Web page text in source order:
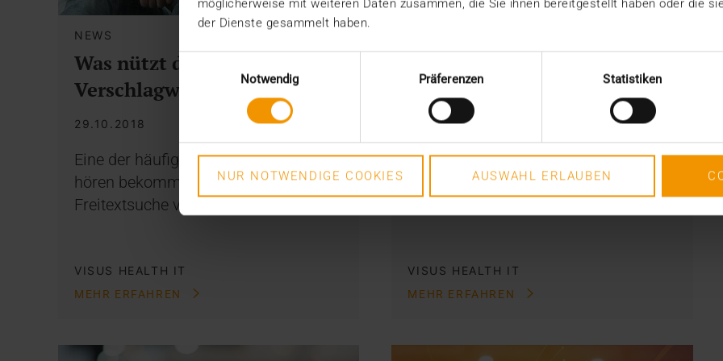
möglicherweise mit weiteren Daten zusammen, die Sie ihnen bereitgestellt haben oder die
der Dienste gesammelt haben.
Einwilligungsauswahl
Notwendig
Präferenzen Statistiken
NUR NOTWENDIGE COOKIES AUSWAHL ERLAUBEN
NEWS
Was nützt die
Verschlagwortung?
29.10.2018
Eine der häufigsten Fragen, die wir zu
hören bekommen, bezieht sich auf die
Freitextsuche vs.…
VISUS HEALTH IT
MEHR ERFAHREN
29.10.2018
Management ist recht neu. Klar, dass
Anwender und ITler den…
VISUS HEALTH IT
MEHR ERFAHREN